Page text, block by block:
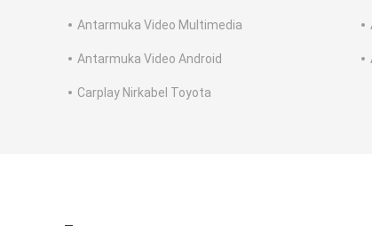
Antarmuka Video Multimedia
Antarmuka Video Android
Carplay Nirkabel Toyota